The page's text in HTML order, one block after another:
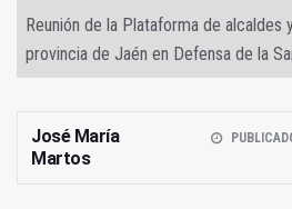
Reunión de la Plataforma de alcaldes
provincia de Jaén en Defensa de la
José María
Martos